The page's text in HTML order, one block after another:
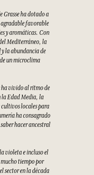
Grasse ha dotado a
favorable
y aromáticas. Con
Mediterráneo, la
la abundancia de
un microclima
ha vivido al ritmo de
la Edad Media, la
locales para
ha consagrado
hacer ancestral
violeta e incluso el
tiempo por
sector en la década